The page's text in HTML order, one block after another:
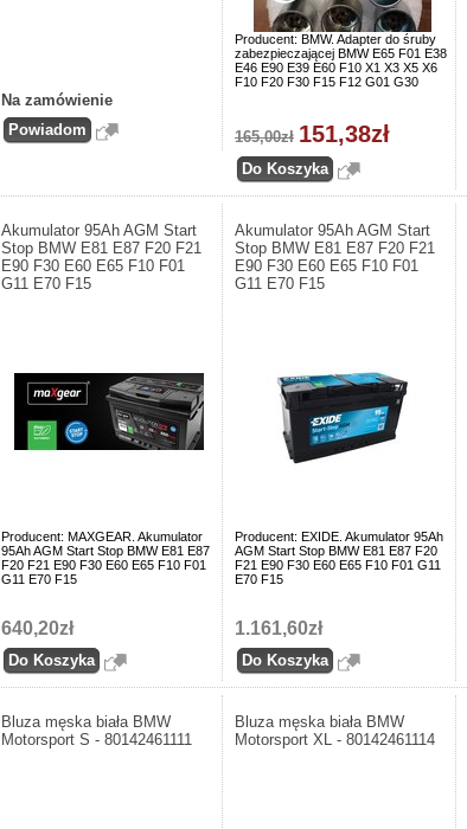
Na zamówienie
Producent: BMW. Adapter do śruby
zabezpieczającej BMW E65 F01 E38
E46 E90 E39 E60 F10 X1 X3 X5 X6
F10 F20 F30 F15 F12 G01 G30
165,00zł 151,38zł
Akumulator 95Ah AGM Start
Stop BMW E81 E87 F20 F21
E90 F30 E60 E65 F10 F01
G11 E70 F15
Producent: MAXGEAR. Akumulator
95Ah AGM Start Stop BMW E81 E87
F20 F21 E90 F30 E60 E65 F10 F01
G11 E70 F15
640,20zł
Akumulator 95Ah AGM Start
Stop BMW E81 E87 F20 F21
E90 F30 E60 E65 F10 F01
G11 E70 F15
Producent: EXIDE. Akumulator 95Ah
AGM Start Stop BMW E81 E87 F20
F21 E90 F30 E60 E65 F10 F01 G11
E70 F15
1.161,60zł
Bluza męska biała BMW
Motorsport S - 80142461111
Bluza męska biała BMW
Motorsport XL - 80142461114